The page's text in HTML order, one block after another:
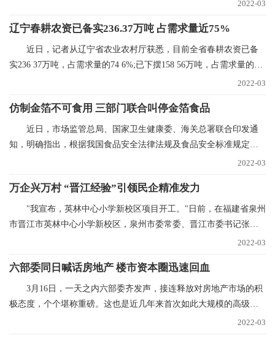
2022-03
辽宁春耕农资已备实236.37万吨 占需求量近75%
近日，记者从辽宁省农业农村厅获悉，目前全省春耕农资已备
实236 37万吨，占需求量的74 6%;已下摆158 56万吨，占需求量的
2022-03
仿制金箔不可食用 三部门联合叫停金箔食品
近日，市场监管总局、国家卫生健康委、海关总署联合印发通
知，明确指出，根据我国食品安全法律法规及食品安全标准规定，
2022-03
万企兴万村 “晋江经验”引领民企精准发力
"我宣布，英林中心小学新校区项目开工。"日前，在福建省泉州
市晋江市英林中心小学新校区，泉州市委常委、晋江市委书记张文
2022-03
六部委同日喊话房地产 楼市资本圈迅速回血
3月16日，一天之内六部委齐发声，接连释放对房地产市场的积
极态度，个个堪称重磅。这也是近几年来首次如此大规模的高级别
2022-03